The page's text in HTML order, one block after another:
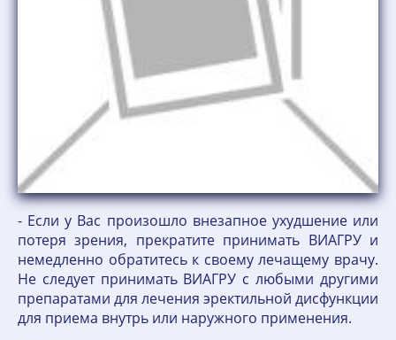
- Если у Вас произошло внезапное ухудшение или
потеря зрения, прекратите принимать ВИАГРУ и
немедленно обратитесь к своему лечащему врачу.
Не следует принимать ВИАГРУ с любыми другими
препаратами для лечения эректильной дисфункции
для приема внутрь или наружного применения.